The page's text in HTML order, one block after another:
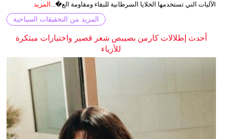
الآليات التي تستخدمها الخلايا السرطانية للبقاء ومقاومة الع�... المزيد
المزيد من التحقيقات السياحية
أحدث إطلالات كارمن بصيبص شعر قصير واختيارات مبتكرة
للأزياء